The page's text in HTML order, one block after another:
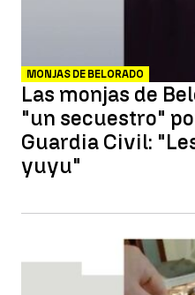
MONJAS DE BELORADO
Las monjas de
"un secuestro"
Guardia Civil:
yuyu"